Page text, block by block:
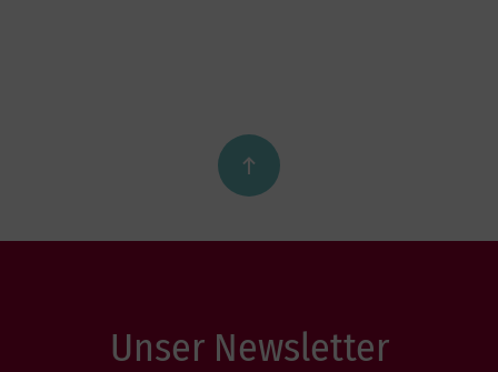
Unser Newsletter